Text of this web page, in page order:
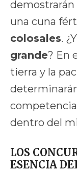
demostrarán
una cuna
colosales.
grande? En
tierra y la
dentro del
LOS
ESENCIA